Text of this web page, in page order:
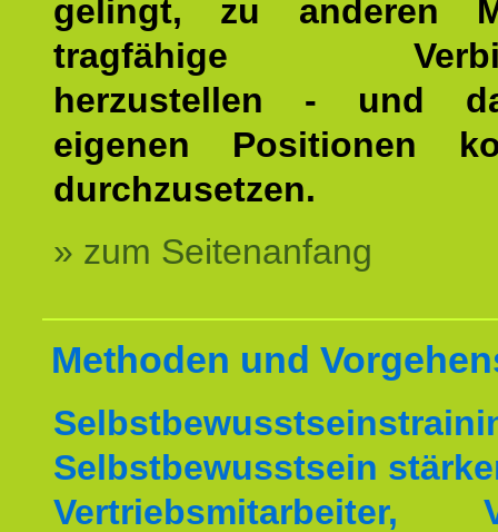
gelingt, zu anderen
tragfähige
herzustellen - und
eigenen Positionen
durchzusetzen.
» zum Seitenanfang
Methoden und
Selbstbewusstsein
Vertriebsmitarbeiter,